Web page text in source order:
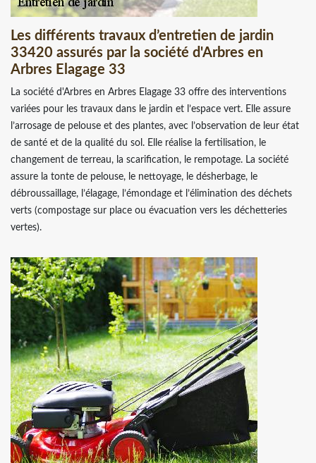
Les différents travaux d’entretien de jardin
33420 assurés par la société d'Arbres en
Arbres Elagage 33
La société d'Arbres en Arbres Elagage 33 offre des interventions
variées pour les travaux dans le jardin et l’espace vert. Elle assure
l’arrosage de pelouse et des plantes, avec l’observation de leur état
de santé et de la qualité du sol. Elle réalise la fertilisation, le
changement de terreau, la scarification, le rempotage. La société
assure la tonte de pelouse, le nettoyage, le désherbage, le
débroussaillage, l’élagage, l’émondage et l’élimination des déchets
verts (compostage sur place ou évacuation vers les déchetteries
vertes).